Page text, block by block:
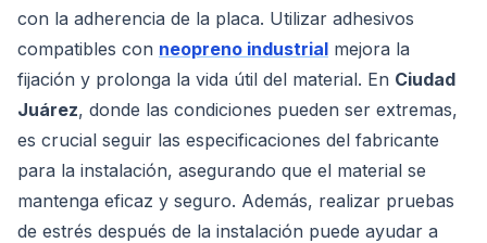
con la adherencia de la placa. Utilizar adhesivos
compatibles con neopreno industrial mejora la
fijación y prolonga la vida útil del material. En Ciudad
Juárez, donde las condiciones pueden ser extremas,
es crucial seguir las especificaciones del fabricante
para la instalación, asegurando que el material se
mantenga eficaz y seguro. Además, realizar pruebas
de estrés después de la instalación puede ayudar a